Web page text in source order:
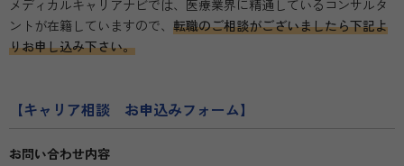
メディカルキャリアナビでは、医療業界に精通しているコンサルタ
ントが在籍していますので、 転職のご相談がございましたら下記よ
りお申し込み下さい。
【キャリア相談 お申込みフォーム】
お問い合わせ内容